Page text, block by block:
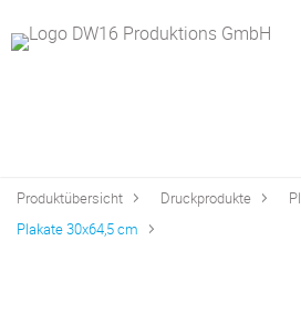
Produktübersicht Druckprodukte
Plakate 30x64,5 cm